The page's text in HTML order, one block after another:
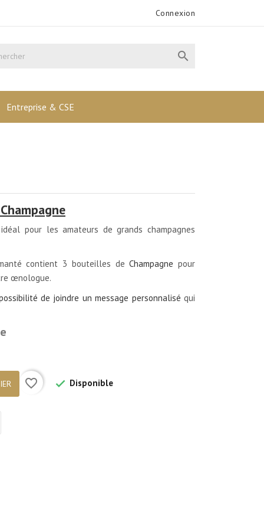
Connexion

Entreprise & CSE
pour les amateurs de grands champagnes
contient 3 bouteilles deChampagne pour
œnologue.
de joindre un message personnalisé qui
favorite_border  Disponible